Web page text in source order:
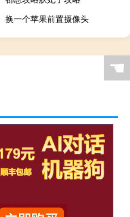
换一个苹果前置摄像头
☚